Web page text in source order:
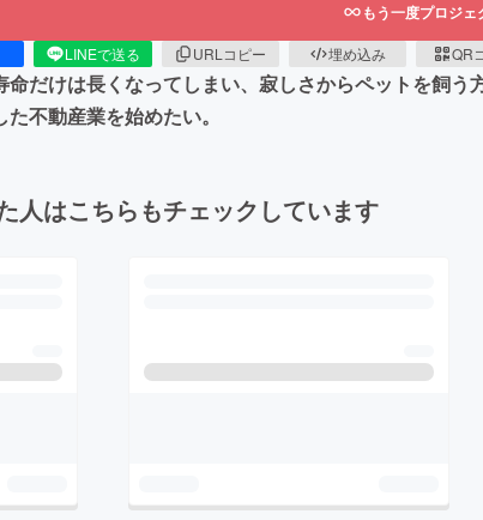
もう一度プロジ
LINEで送る URLコピー 埋め込み QR
だけは長くなってしまい、寂しさからペットを飼
不動産業を始めたい。
人はこちらもチェックしています